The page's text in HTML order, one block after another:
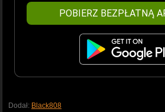
POBIERZ BEZPŁATNĄ
Dodał: Black808